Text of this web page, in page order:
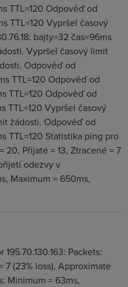
TTL=120 Odpověď od
TTL=120 Vypršel časový
bajty=32 čas=96ms
Vypršel časový limit
Odpověď od
TTL=120 Odpověď od
TTL=120 Odpověď od
TTL=120 Vypršel časový
žádosti. Odpověď od
TTL=120 Statistika ping pro
20, Přijaté = 13, Ztracené = 7
odezvy v
Maximum = 650ms,
Packets:
7 (23% loss), Approximate
Minimum = 63ms,